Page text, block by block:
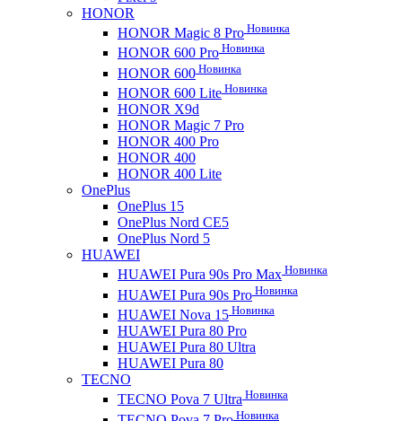
HONOR
HONOR Magic 8 Pro Новинка
HONOR 600 Pro Новинка
HONOR 600 Новинка
HONOR 600 Lite Новинка
HONOR X9d
HONOR Magic 7 Pro
HONOR 400 Pro
HONOR 400
HONOR 400 Lite
OnePlus
OnePlus 15
OnePlus Nord CE5
OnePlus Nord 5
HUAWEI
HUAWEI Pura 90s Pro Max Новинка
HUAWEI Pura 90s Pro Новинка
HUAWEI Nova 15 Новинка
HUAWEI Pura 80 Pro
HUAWEI Pura 80 Ultra
HUAWEI Pura 80
TECNO
TECNO Pova 7 Ultra Новинка
Новинка